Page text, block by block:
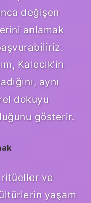
değişen
anlamak
Kalecik’in
aynı
dokuyu
gösterir.
ve
yaşam